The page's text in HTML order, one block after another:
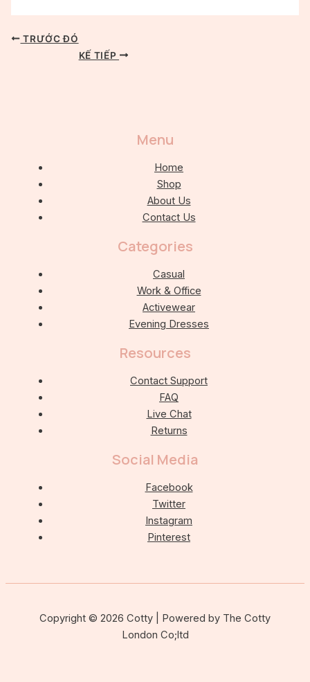
TRƯỚC ĐÓ
KẾ TIẾP
Menu
Home
Shop
About Us
Contact Us
Categories
Casual
Work & Office
Activewear
Evening Dresses
Resources
Contact Support
FAQ
Live Chat
Returns
Social Media
Facebook
Twitter
Instagram
Pinterest
Copyright © 2026 Cotty | Powered by The Cotty
London Co;ltd